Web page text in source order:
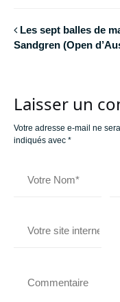
Les sept balles de
Sandgren (Open
Laisser un
Votre adresse e-mail ne
indiqués avec *